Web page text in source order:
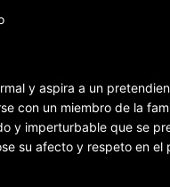
y aspira a un
con un miembro de la
y imperturbable que se
su afecto y respeto en el